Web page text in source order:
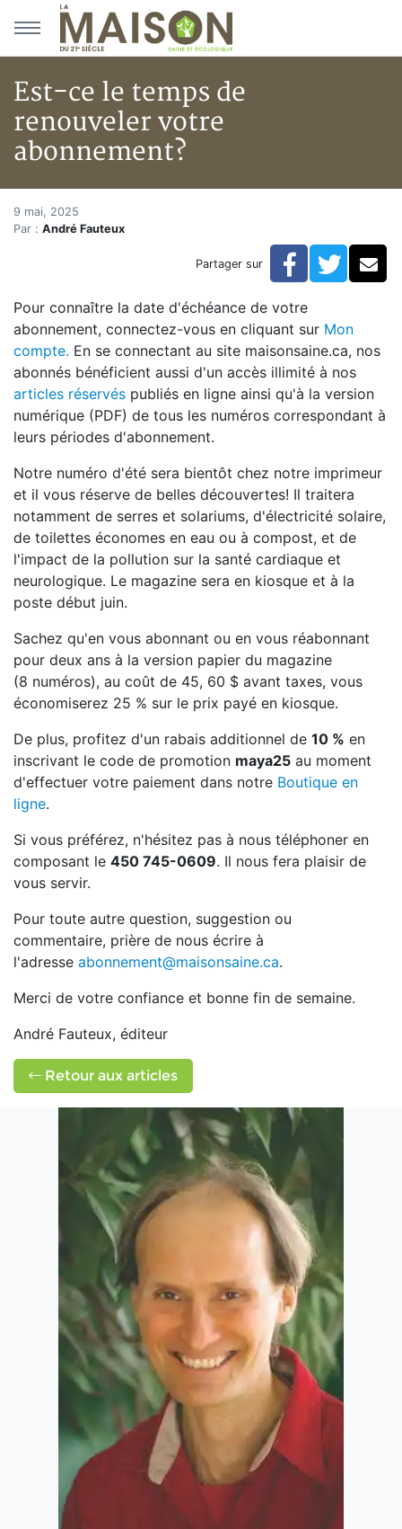
Aller au menu principal
Aller au contenu principal
Est-ce le temps de
renouveler votre
abonnement?
Accueil
Articles
Est-ce le temps de renouveler votre abonnement?
Est-ce le temps de
9 mai, 2025
Par : André Fauteux
Partager sur Facebook
Pour connaître la date d'échéance de votre
abonnement, connectez-vous en cliquant sur Mon
compte. En se connectant au site maisonsaine.ca, nos
abonnés bénéficient aussi d'un accès illimité à nos
articles réservés publiés en ligne ainsi qu'à la version
numérique (PDF) de tous les numéros correspondant à
leurs périodes d'abonnement.
Notre numéro d'été sera bientôt chez notre imprimeur
et il vous réserve de belles découvertes! Il traitera
notamment de serres et solariums, d'électricité solaire,
de toilettes économes en eau ou à compost, et de
l'impact de la pollution sur la santé cardiaque et
neurologique. Le magazine sera en kiosque et à la
poste début juin.
Sachez qu'en vous abonnant ou en vous réabonnant
pour deux ans à la version papier du magazine
(8 numéros), au coût de 45, 60 $ avant taxes, vous
économiserez 25 % sur le prix payé en kiosque.
De plus, profitez d'un rabais additionnel de 10 % en
inscrivant le code de promotion maya25 au moment
d'effectuer votre paiement dans notre Boutique en
ligne.
Si vous préférez, n'hésitez pas à nous téléphoner en
composant le 450 745-0609. Il nous fera plaisir de
vous servir.
Pour toute autre question, suggestion ou
commentaire, prière de nous écrire à
l'adresse abonnement@maisonsaine.ca.
Merci de votre confiance et bonne fin de semaine.
André Fauteux, éditeur
Retour aux articles